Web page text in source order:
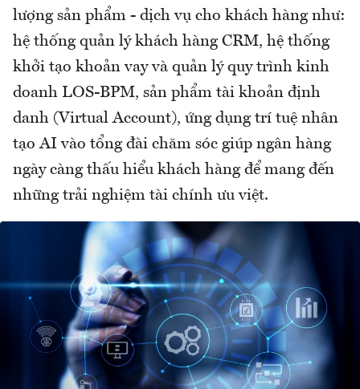
lượng sản phẩm - dịch vụ cho khách hàng như:
hệ thống quản lý khách hàng CRM, hệ thống
khởi tạo khoản vay và quản lý quy trình kinh
doanh LOS-BPM, sản phẩm tài khoản định
danh (Virtual Account), ứng dụng trí tuệ nhân
tạo AI vào tổng đài chăm sóc giúp ngân hàng
ngày càng thấu hiểu khách hàng để mang đến
những trải nghiệm tài chính ưu việt.